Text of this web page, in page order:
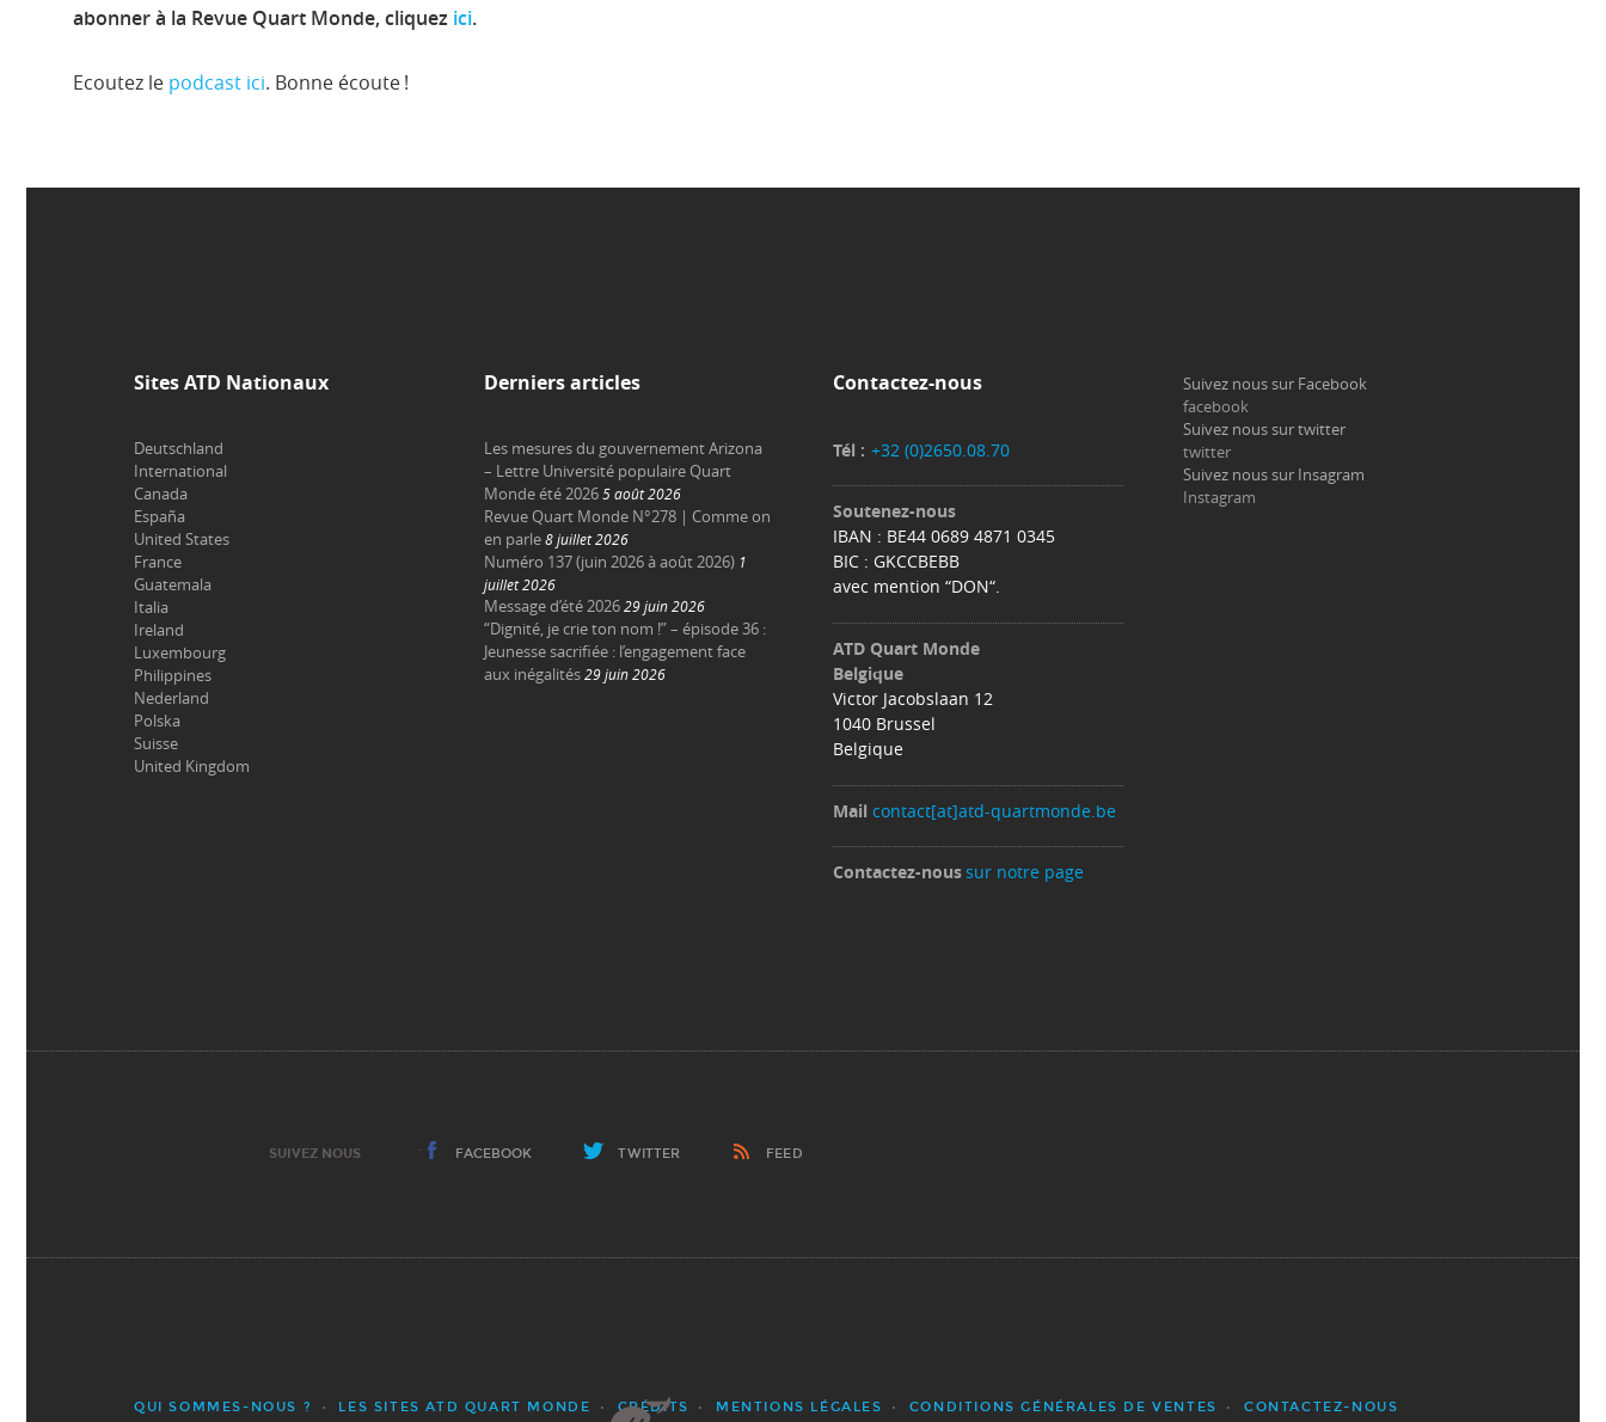
abonner à la Revue Quart Monde, cliquez ici.
Ecoutez le podcast ici. Bonne écoute !
Sites ATD Nationaux
Deutschland
International
Canada
España
United States
France
Guatemala
Italia
Ireland
Luxembourg
Philippines
Nederland
Polska
Suisse
United Kingdom
Derniers articles
Les mesures du gouvernement Arizona
– Lettre Université populaire Quart
Monde été 2026 5 août 2026
Revue Quart Monde N°278 | Comme on
en parle 8 juillet 2026
Numéro 137 (juin 2026 à août 2026) 1
juillet 2026
Message d’été 2026 29 juin 2026
“Dignité, je crie ton nom !” – épisode 36 :
Jeunesse sacrifiée : l’engagement face
aux inégalités 29 juin 2026
Contactez-nous
Tél : +32 (0)2650.08.70
Soutenez-nous
IBAN : BE44 0689 4871 0345
BIC : GKCCBEBB
avec mention “DON“.
ATD Quart Monde
Belgique
Victor Jacobslaan 12
1040 Brussel
Belgique
Mail contact[at]atd-quartmonde.be
Contactez-noussur notre page
Suivez nous sur Facebook
facebook
Suivez nous sur twitter
twitter
Suivez nous sur Insagram
Instagram
SUIVEZ NOUS FACEBOOK TWITTER FEED
QUI SOMMES-NOUS ? LES SITES ATD QUART MONDE CRÉDITS MENTIONS LÉGALES CONDITIONS GÉNÉRALES DE VENTES CONTACTEZ-NOUS